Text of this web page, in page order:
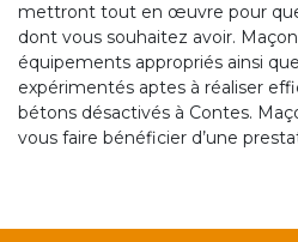
mettront tout en œuvre pour
dont vous souhaitez avoir.
équipements appropriés ainsi
expérimentés aptes à réaliser
bétons désactivés à Contes.
vous faire bénéficier d’une